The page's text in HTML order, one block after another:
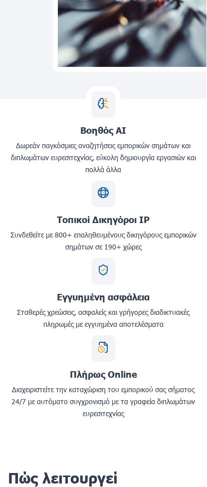
Βοηθός AI
Δωρεάν παγκόσμιες αναζητήσεις εμπορικών σημάτων και
διπλωμάτων ευρεσιτεχνίας, εύκολη δημιουργία εργασιών και
πολλά άλλα
Τοπικοί Δικηγόροι IP
Συνδεθείτε με 800+ επαληθευμένους δικηγόρους εμπορικών
σημάτων σε 190+ χώρες
Εγγυημένη ασφάλεια
Σταθερές χρεώσεις, ασφαλείς και γρήγορες διαδικτυακές
πληρωμές με εγγυημένα αποτελέσματα
Πλήρως Online
Διαχειριστείτε την καταχώριση του εμπορικού σας σήματος
24/7 με αυτόματο συγχρονισμό με τα γραφεία διπλωμάτων
ευρεσιτεχνίας
Πώς λειτουργεί